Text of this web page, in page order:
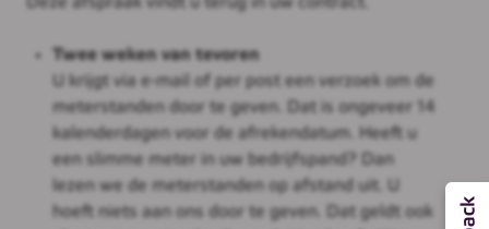
Twee weken van tevoren
U krijgt via e-mail of per post een verzoek om de
meterstanden door te geven. Dat is ongeveer 14
kalenderdagen voor de afrekendatum. Heeft u
een slimme meter in uw bedrijfspand? Dan
lezen we de meterstanden op afstand uit. U
hoeft niets aan ons door te geven. Dat geldt ook